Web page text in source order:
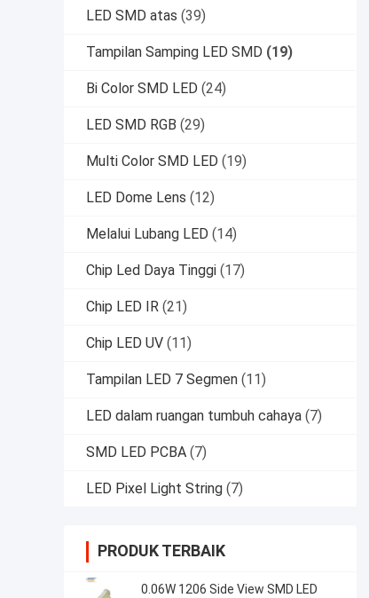
LED SMD atas (39)
Tampilan Samping LED SMD (19)
Bi Color SMD LED (24)
LED SMD RGB (29)
Multi Color SMD LED (19)
LED Dome Lens (12)
Melalui Lubang LED (14)
Chip Led Daya Tinggi (17)
Chip LED IR (21)
Chip LED UV (11)
Tampilan LED 7 Segmen (11)
LED dalam ruangan tumbuh cahaya (7)
SMD LED PCBA (7)
LED Pixel Light String (7)
PRODUK TERBAIK
0.06W 1206 Side View SMD LED